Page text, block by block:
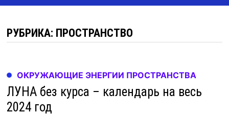
РУБРИКА: ПРОСТРАНСТВО
ОКРУЖАЮЩИЕ ЭНЕРГИИ ПРОСТРАНСТВА
ЛУНА без курса – календарь на весь
2024 год